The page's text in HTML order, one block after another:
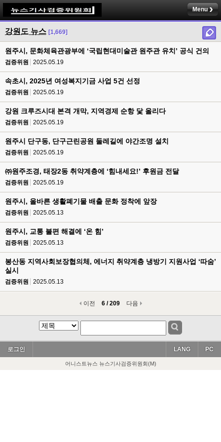
Menu
강원도 뉴스 [1,669]
원주시, 문화체육관광부에 ‘국립현대미술관 원주관 유치’ 공식 건의
검증위원 2025.05.19
속초시, 2025년 여성복지기금 사업 5건 선정
검증위원 2025.05.19
강원 크루즈시대 본격 개막, 지역경제 순항 닻 올리다
검증위원 2025.05.19
원주시 단구동, 단구근린공원 둘레길에 야간조명 설치
검증위원 2025.05.19
㈜원주조경, 태장2동 취약계층에 ‘힘내세요!’ 후원금 전달
검증위원 2025.05.19
원주시, 올바른 생활폐기물 배출 문화 정착에 앞장
검증위원 2025.05.13
원주시, 교통 불편 해결에 ‘온 힘’
검증위원 2025.05.13
봉산동 지역사회보장협의체, 에너지 취약계층 냉방기 지원사업 ‘따숨’
실시
검증위원 2025.05.13
이전 6 / 209 다음
로그인 PC
LANG
어니스트뉴스 뉴스기사검증위원회(M)